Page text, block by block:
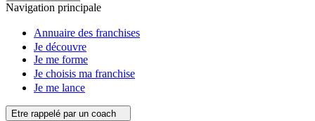
Navigation principale
Annuaire des franchises
Je découvre
Je me forme
Je choisis ma franchise
Je me lance
Etre rappelé par un coach